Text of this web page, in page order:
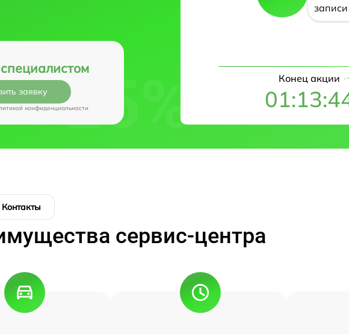
заявку
конфиденциальности
Конец акции
Контакты
сервис-центра